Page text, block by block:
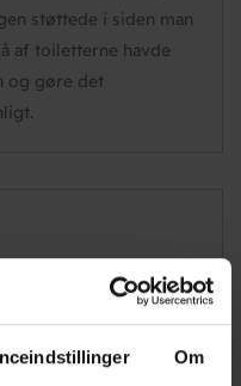
Om
støttede i siden man
af toiletterne havde
og gøre det